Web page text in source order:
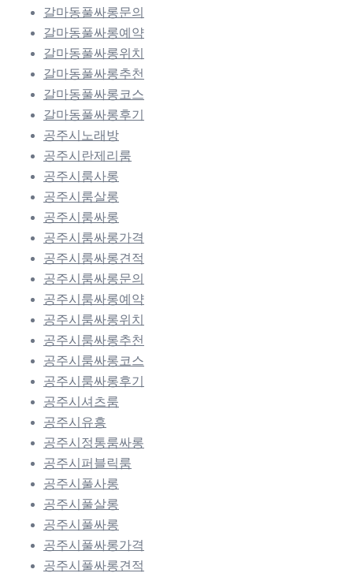
갈마동풀싸롱문의
갈마동풀싸롱예약
갈마동풀싸롱위치
갈마동풀싸롱추천
갈마동풀싸롱코스
갈마동풀싸롱후기
공주시노래방
공주시란제리룸
공주시룸사롱
공주시룸살롱
공주시룸싸롱
공주시룸싸롱가격
공주시룸싸롱견적
공주시룸싸롱문의
공주시룸싸롱예약
공주시룸싸롱위치
공주시룸싸롱추천
공주시룸싸롱코스
공주시룸싸롱후기
공주시셔츠룸
공주시유흥
공주시정통룸싸롱
공주시퍼블릭룸
공주시풀사롱
공주시풀살롱
공주시풀싸롱
공주시풀싸롱가격
공주시풀싸롱견적